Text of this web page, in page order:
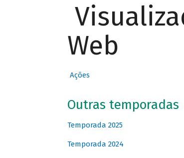
Web
Ações
Outras temporadas
Temporada 2025
Temporada 2024